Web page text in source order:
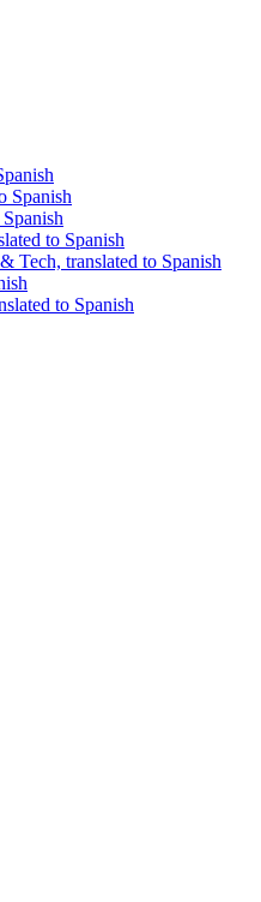
Spanish
to Spanish
Tech, translated to Spanish
to Spanish